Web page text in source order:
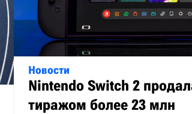
Новости
Nintendo Switch 2
тиражом более 23 млн